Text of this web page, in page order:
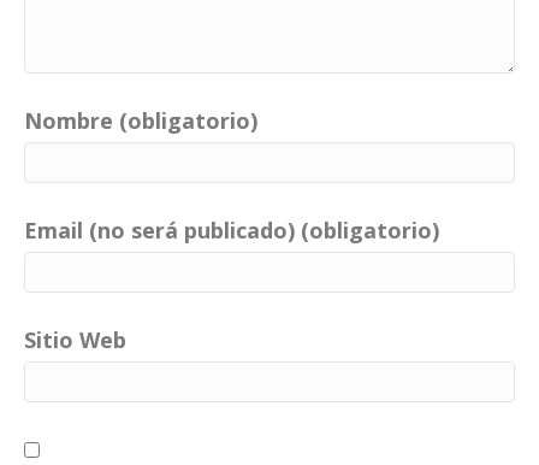
Nombre (obligatorio)
Email (no será publicado) (obligatorio)
Sitio Web